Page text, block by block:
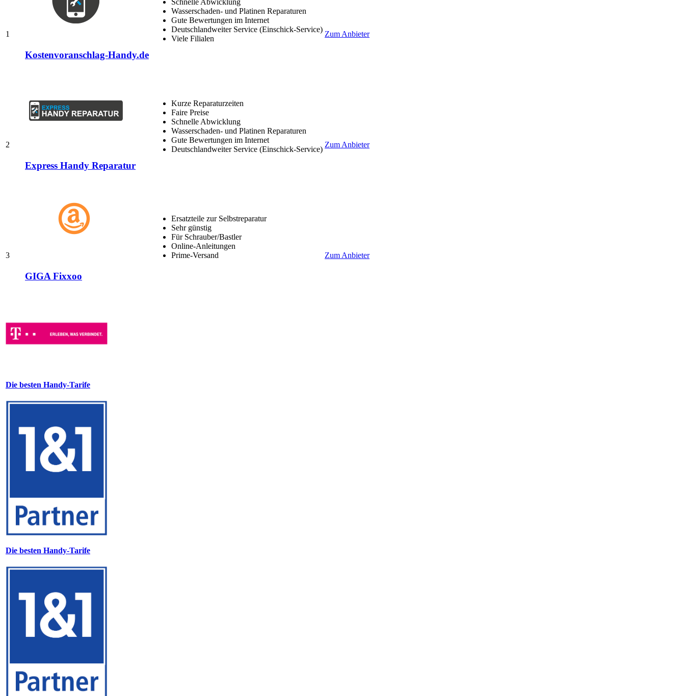
1
Kostenvoranschlag-Handy.de
Wasserschaden- und Platinen Reparaturen
Gute Bewertungen im Internet
Deutschlandweiter Service (Einschick-Service)
Viele Filialen
Zum Anbieter
2
Express Handy Reparatur
Kurze Reparaturzeiten
Faire Preise
Schnelle Abwicklung
Wasserschaden- und Platinen Reparaturen
Gute Bewertungen im Internet
Deutschlandweiter Service (Einschick-Service)
Zum Anbieter
3
GIGA Fixxoo
Ersatzteile zur Selbstreparatur
Sehr günstig
Für Schrauber/Bastler
Online-Anleitungen
Prime-Versand
Zum Anbieter
Die besten Handy-Tarife
Die besten Handy-Tarife